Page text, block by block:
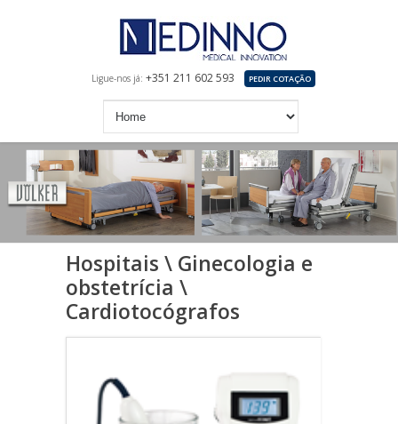
Ligue-nos já: +351 211 602 593 PEDIR COTAÇÃO
Hospitais \ Ginecologia e
obstetrícia \
Cardiotocógrafos